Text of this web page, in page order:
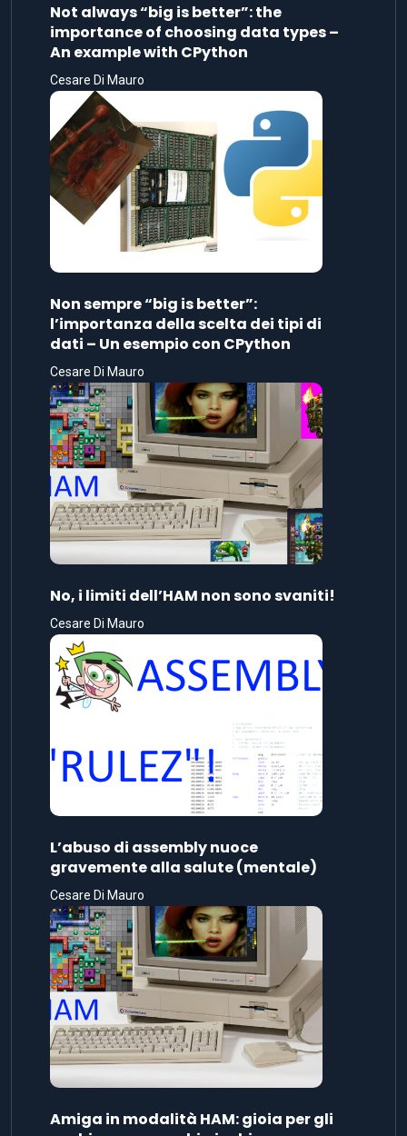
Not always “big is better”: the
importance of choosing data types –
An example with CPython
Cesare Di Mauro
Non sempre “big is better”:
l’importanza della scelta dei tipi di
dati – Un esempio con CPython
Cesare Di Mauro
No, i limiti dell’HAM non sono svaniti!
Cesare Di Mauro
L’abuso di assembly nuoce
gravemente alla salute (mentale)
Cesare Di Mauro
Amiga in modalità HAM: gioia per gli